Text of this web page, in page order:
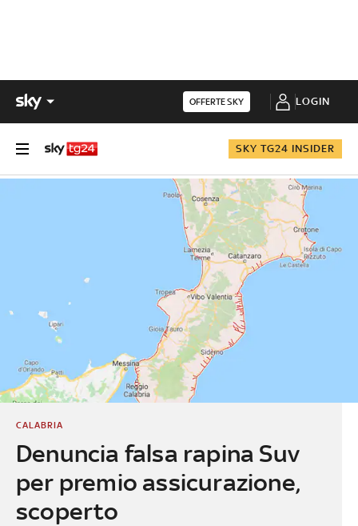
OFFERTE SKY LOGIN
SKY TG24 INSIDER
Denuncia falsa rapina Suv
per premio assicurazione,
scoperto
CALABRIA